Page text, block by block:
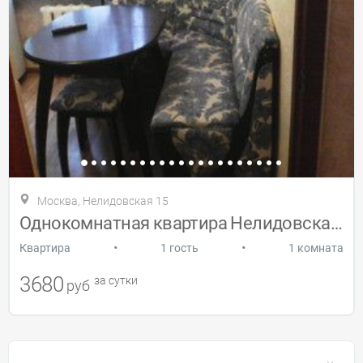
Москва, Нелидовская 15
Однокомнатная квартира Нелидовская 15
Квартира • 1 гость • 1 комната
3680 руб за сутки